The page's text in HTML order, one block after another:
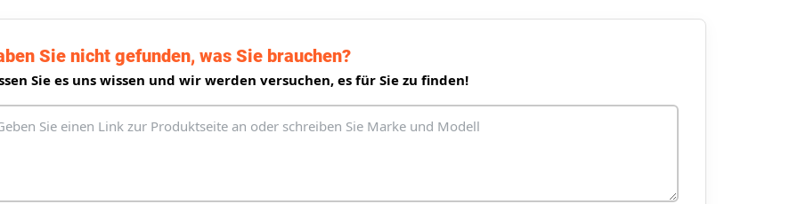
e
e
e
l
e
Sie nicht gefunden, was Sie brauchen?
Sie es uns wissen und wir werden versuchen, es für Sie zu finden!